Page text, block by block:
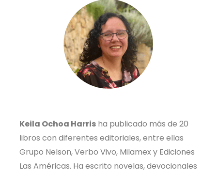
Keila Ochoa Harris ha publicado más de 20
libros con diferentes editoriales, entre ellas
Grupo Nelson, Verbo Vivo, Milamex y Ediciones
Las Américas. Ha escrito novelas, devocionales